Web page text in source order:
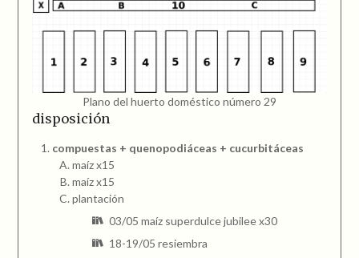
Plano del huerto doméstico número 29
disposición
compuestas + quenopodiáceas + cucurbitáceas
maíz x15
maíz x15
plantación
03/05 maíz superdulce jubilee x30
18-19/05 resiembra